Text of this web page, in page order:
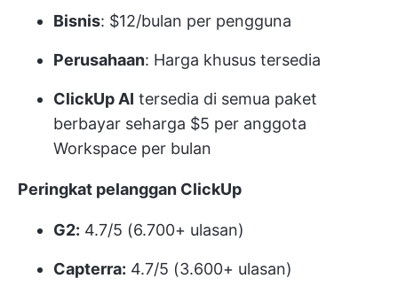
Bisnis: $12/bulan per pengguna
Perusahaan: Harga khusus tersedia
ClickUp AI tersedia di semua paket
berbayar seharga $5 per anggota
Workspace per bulan
Peringkat pelanggan ClickUp
G2: 4.7/5 (6.700+ ulasan)
Capterra: 4.7/5 (3.600+ ulasan)